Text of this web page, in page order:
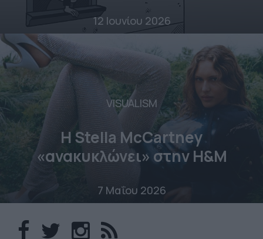
12 Ιουνίου 2026
VISUALISM
Η Stella McCartney
«ανακυκλώνει» στην H&M
7 Μαΐου 2026